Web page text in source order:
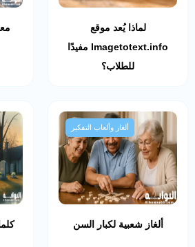
لماذا يُعد موقع
Imagetotext.info مفيدًا
للطلاب؟
ألغاز وألعاب التفكير
ألغاز شعبية لكبار السن